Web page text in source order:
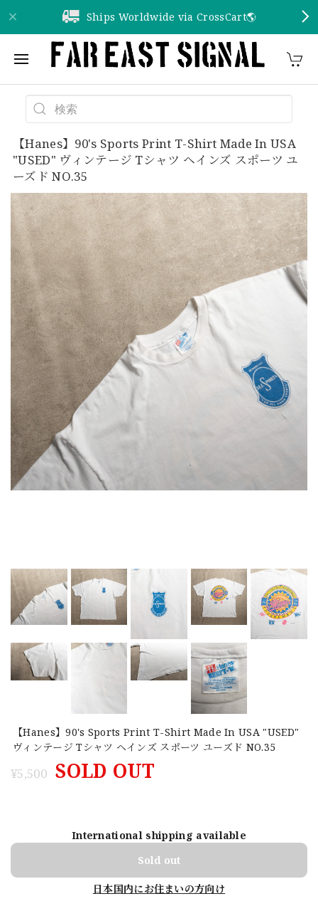
Ships Worldwide via CrossCart🌎️
【Hanes】90's Sports Print T-Shirt Made In USA
"USED" ヴィンテージ Tシャツ ヘインズ スポーツ ユ
ーズド NO.35
【Hanes】90's Sports Print T-Shirt Made In USA "USED"
ヴィンテージ Tシャツ ヘインズ スポーツ ユーズド NO.35
¥5,500 SOLD OUT
International shipping available
Sold out
日本国内にお住まいの方向け